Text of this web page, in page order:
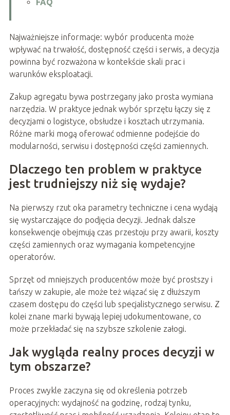
FAQ
Najważniejsze informacje: wybór producenta może
wpływać na trwałość, dostępność części i serwis, a decyzja
powinna być rozważona w kontekście skali prac i
warunków eksploatacji.
Zakup agregatu bywa postrzegany jako prosta wymiana
narzędzia. W praktyce jednak wybór sprzętu łączy się z
decyzjami o logistyce, obsłudze i kosztach utrzymania.
Różne marki mogą oferować odmienne podejście do
modularności, serwisu i dostępności części zamiennych.
Dlaczego ten problem w praktyce
jest trudniejszy niż się wydaje?
Na pierwszy rzut oka parametry techniczne i cena wydają
się wystarczające do podjęcia decyzji. Jednak dalsze
konsekwencje obejmują czas przestoju przy awarii, koszty
części zamiennych oraz wymagania kompetencyjne
operatorów.
Sprzęt od mniejszych producentów może być prostszy i
tańszy w zakupie, ale może też wiązać się z dłuższym
czasem dostępu do części lub specjalistycznego serwisu. Z
kolei znane marki bywają lepiej udokumentowane, co
może przekładać się na szybsze szkolenie załogi.
Jak wygląda realny proces decyzji w
tym obszarze?
Proces zwykle zaczyna się od określenia potrzeb
operacyjnych: wydajność na godzinę, rodzaj tynku,